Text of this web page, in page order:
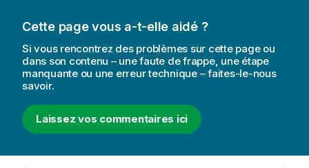
Cette page vous a-t-elle aidé ?
Si vous rencontrez des problèmes sur cette page ou
dans son contenu – une faute de frappe, une étape
manquante ou une erreur technique – faites-le-nous
savoir.
Laissez vos commentaires ici